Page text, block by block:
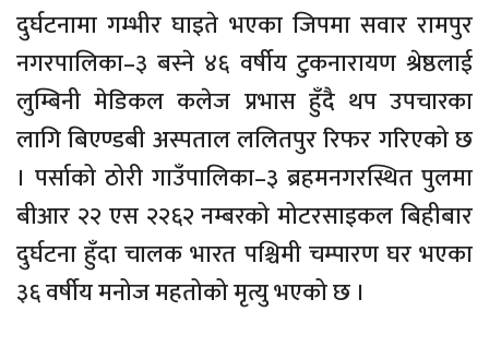
दुर्घटनामा गम्भीर घाइते भएका जिपमा सवार रामपुर
नगरपालिका–३ बस्ने ४६ वर्षीय टुकनारायण श्रेष्ठलाई
लुम्बिनी मेडिकल कलेज प्रभास हुँदै थप उपचारका
लागि बिएण्डबी अस्पताल ललितपुर रिफर गरिएको छ
। पर्साको ठोरी गाउँपालिका–३ ब्रहमनगरस्थित पुलमा
बीआर २२ एस २२६२ नम्बरको मोटरसाइकल बिहीबार
दुर्घटना हुँदा चालक भारत पश्चिमी चम्पारण घर भएका
३६ वर्षीय मनोज महतोको मृत्यु भएको छ ।